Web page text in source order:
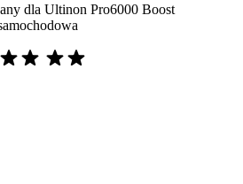
dla Ultinon Pro6000 Boost